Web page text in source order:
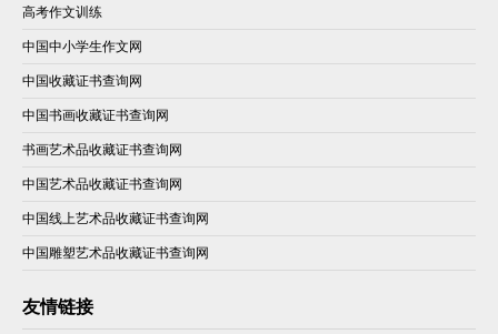
高考作文训练
中国中小学生作文网
中国收藏证书查询网
中国书画收藏证书查询网
书画艺术品收藏证书查询网
中国艺术品收藏证书查询网
中国线上艺术品收藏证书查询网
中国雕塑艺术品收藏证书查询网
友情链接